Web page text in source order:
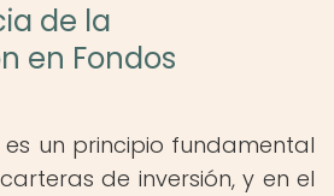
de la
en Fondos
es un principio fundamental
de inversión, y en el